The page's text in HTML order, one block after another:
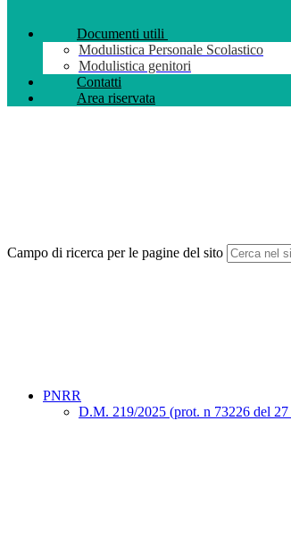
Documenti utili
Modulistica Personale Scolastico
Modulistica genitori
Contatti
Area riservata
Campo di ricerca per le pagine del sito
PNRR
D.M. 219/2025 (prot. n 73226 del